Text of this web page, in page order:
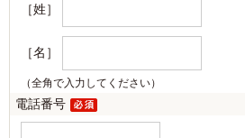
［姓］
［名］
（全角で入力してください）
電話番号